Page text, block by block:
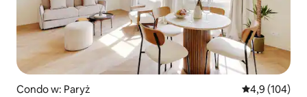
Condo w: Paryż Średnia
4,9 (104)